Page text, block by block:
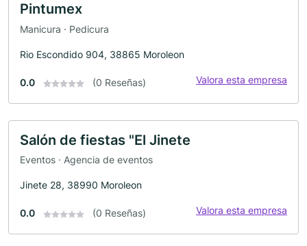
Pintumex
Manicura · Pedicura
Rio Escondido 904, 38865 Moroleon
0.0 (0 Reseñas) Valora esta empresa
Salón de fiestas "El Jinete
Eventos · Agencia de eventos
Jinete 28, 38990 Moroleon
0.0 (0 Reseñas) Valora esta empresa